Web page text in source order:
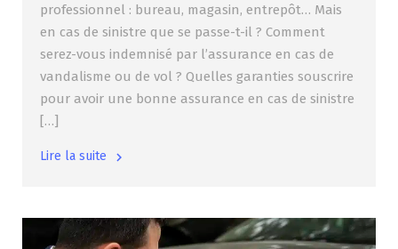
professionnel : bureau, magasin, entrepôt… Mais
en cas de sinistre que se passe-t-il ? Comment
serez-vous indemnisé par l’assurance en cas de
vandalisme ou de vol ? Quelles garanties souscrire
pour avoir une bonne assurance en cas de sinistre
[…]
Lire la suite